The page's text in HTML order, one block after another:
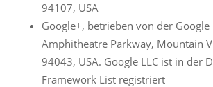
94107, USA
Google+, betrieben von der Google
Amphitheatre Parkway, Mountain
94043, USA. Google LLC ist in der
Framework List registriert